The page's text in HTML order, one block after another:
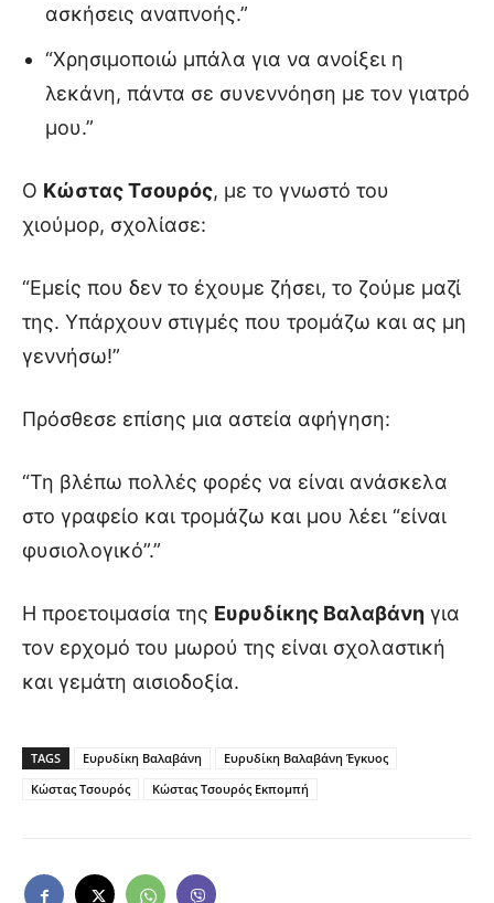
ασκήσεις αναπνοής.”
“Χρησιμοποιώ μπάλα για να ανοίξει η
λεκάνη, πάντα σε συνεννόηση με τον γιατρό
μου.”
Ο Κώστας Τσουρός, με το γνωστό του
χιούμορ, σχολίασε:
“Εμείς που δεν το έχουμε ζήσει, το ζούμε μαζί
της. Υπάρχουν στιγμές που τρομάζω και ας μη
γεννήσω!”
Πρόσθεσε επίσης μια αστεία αφήγηση:
“Τη βλέπω πολλές φορές να είναι ανάσκελα
στο γραφείο και τρομάζω και μου λέει “είναι
φυσιολογικό”.”
Η προετοιμασία της Ευρυδίκης Βαλαβάνη για
τον ερχομό του μωρού της είναι σχολαστική
και γεμάτη αισιοδοξία.
TAGS Ευρυδίκη Βαλαβάνη
Ευρυδίκη Βαλαβάνη Έγκυος
Κώστας Τσουρός
Κώστας Τσουρός Εκπομπή